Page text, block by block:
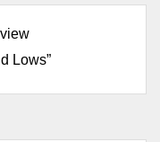
Lows”